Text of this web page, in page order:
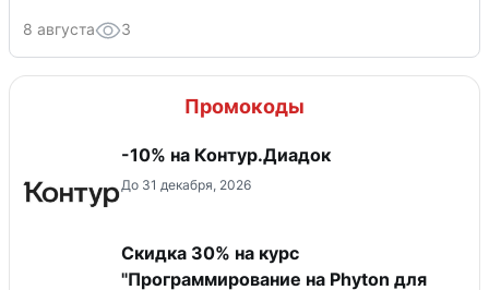
8 августа 3
Промокоды
-10% на Контур.Диадок
До 31 декабря, 2026
Скидка 30% на курс
"Программирование на Phyton для